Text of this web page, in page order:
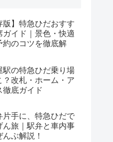
版】特急ひだおすす
ガイド｜景色・快適
約のコツを徹底解
駅の特急ひだ乗り場
？改札・ホーム・ア
徹底ガイド
片手に、特急ひだで
ん旅｜駅弁と車内事
ぶ解説！